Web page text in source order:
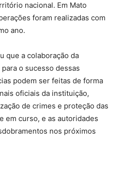
nacional. Em Mato
foram realizadas com
ano.
que a colaboração da
o sucesso dessas
podem ser feitas de forma
oficiais da instituição,
de crimes e proteção das
em curso, e as autoridades
nos próximos